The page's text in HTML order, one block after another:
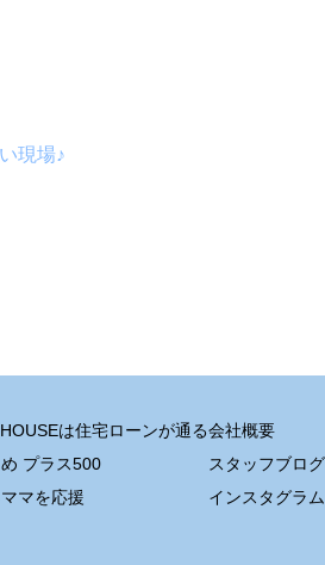
現場♪
は住宅ローンが通る
プラス500
マを応援
会社概要
スタッフブログ
インスタグラム